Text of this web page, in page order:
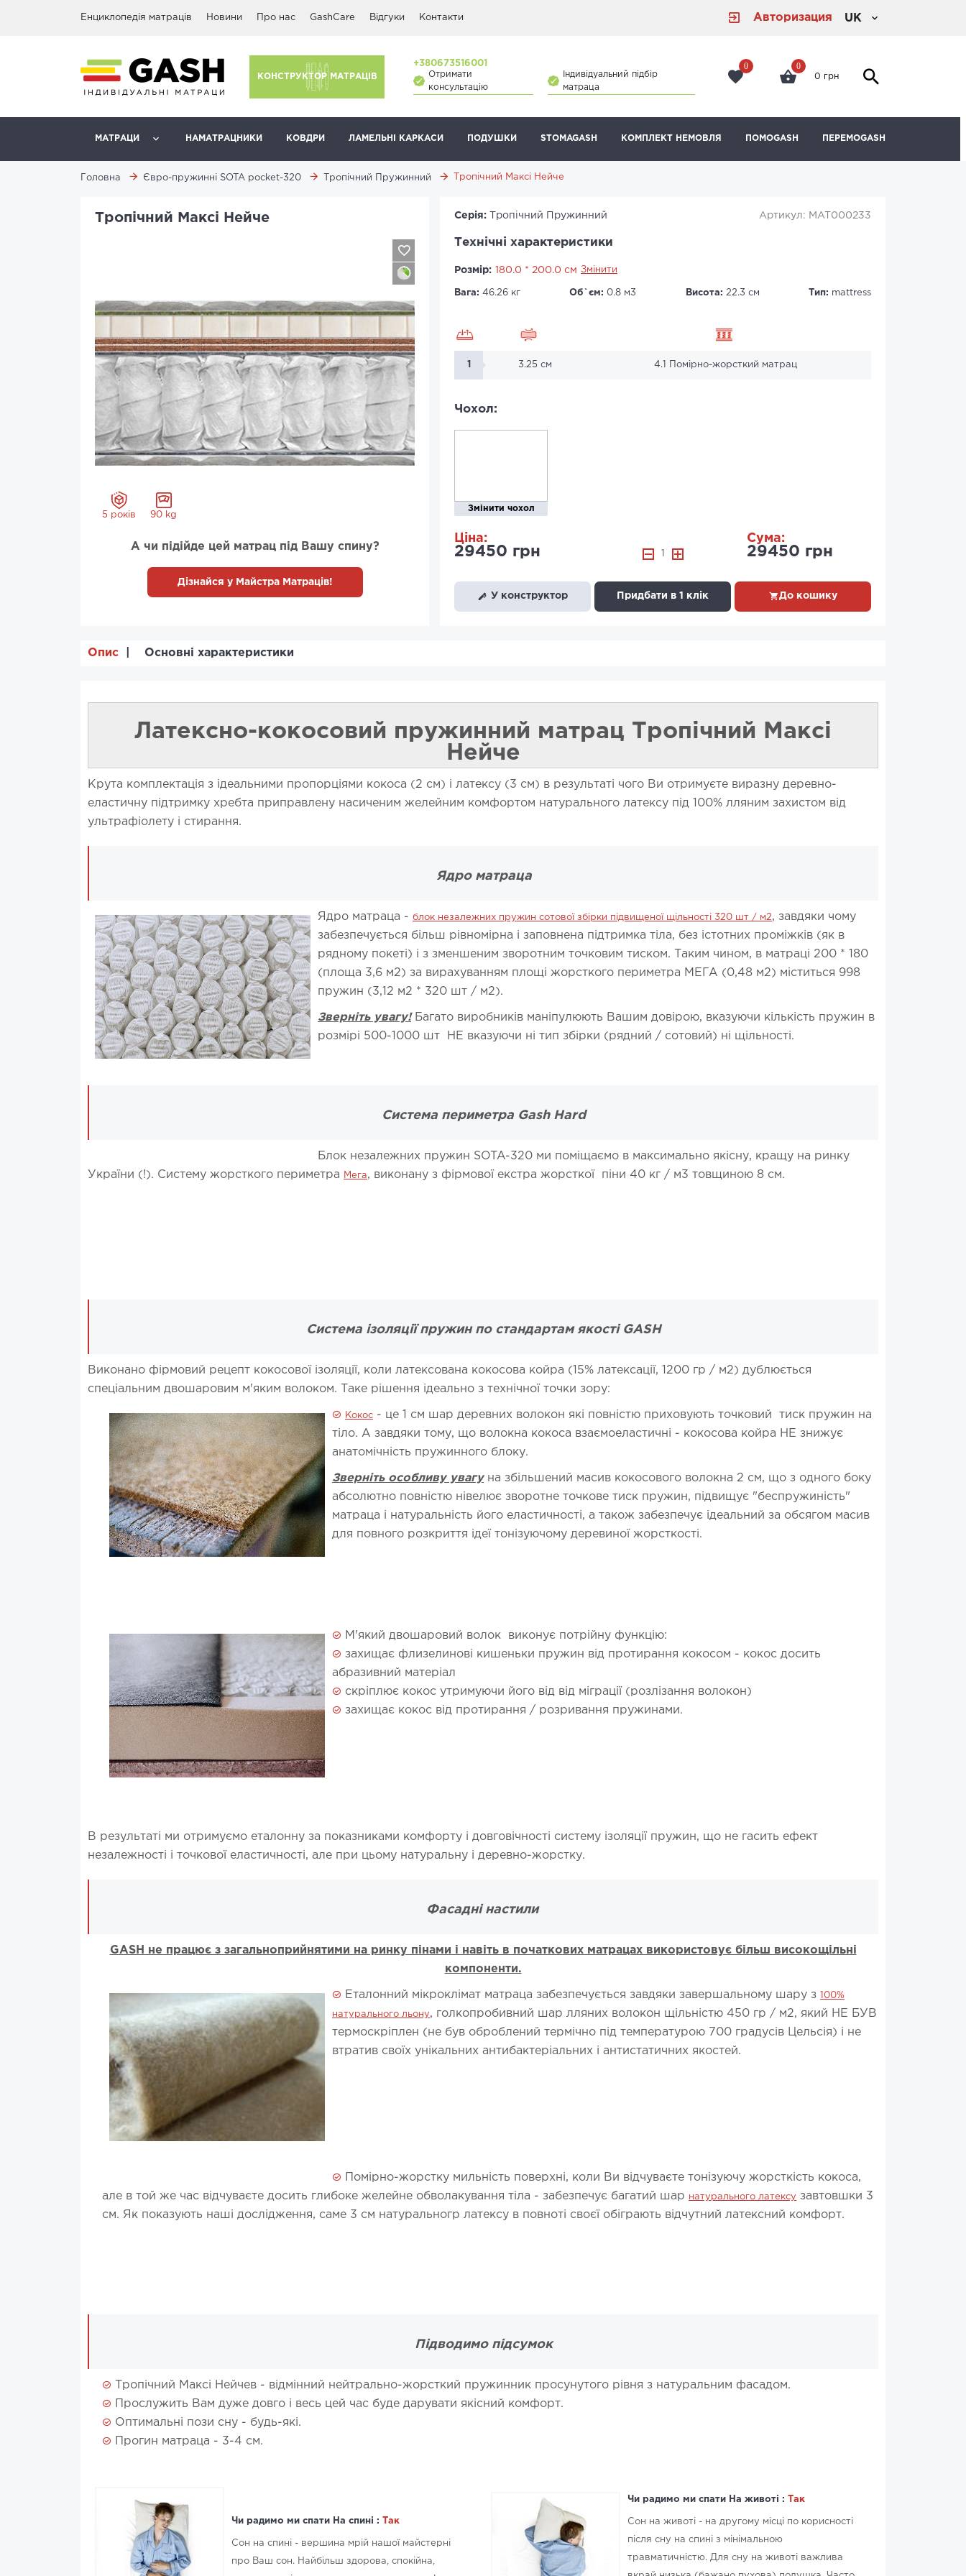
Енциклопедія матраців Новини Про нас GashCare Відгуки Контакти Авторизация UK
КОНСТРУКТОР МАТРАЦІВ
+380673516001
Отримати
консультацію
Індивідуальний підбір
матраца
0 0
0 грн
МАТРАЦИ НАМАТРАЦНИКИ КОВДРИ ЛАМЕЛЬНІ КАРКАСИ ПОДУШКИ STOMAGASH КОМПЛЕКТ НЕМОВЛЯ ПОМОGASH ПЕРЕМОGASH
Головна Євро-пружинні SOTA pocket-320 Тропічний Пружинний Тропічний Максі Нейче
Тропічний Максі Нейче
5 років 90 kg
А чи підійде цей матрац під Вашу спину?
Дізнайся у Майстра Матраців!
Серія: Тропічний Пружинний Артикул: MAT000233
Технічні характеристики
Розмір: 180.0 * 200.0 см Змінити
Вага: 46.26 кг Об`єм: 0.8 м3 Висота: 22.3 см Тип: mattress
1 3.25 см 4.1 Помірно-жорсткий матрац
Чохол:
Змінити чохол
Ціна:
29450 грн
Сума:
29450 грн
У конструктор Придбати в 1 клік До кошику
Опис Основні характеристики
Латексно-кокосовий пружинний матрац Тропічний Максі
Нейче
Крута комплектація з ідеальними пропорціями кокоса (2 см) і латексу (3 см) в результаті чого Ви отримуєте виразну деревно-
еластичну підтримку хребта приправлену насиченим желейним комфортом натурального латексу під 100% лляним захистом від
ультрафіолету і стирання.
Ядро матраца
Ядро матраца - блок незалежних пружин сотової збірки підвищеної щільності 320 шт / м2, завдяки чому
забезпечується більш рівномірна і заповнена підтримка тіла, без істотних проміжків (як в
рядному покеті) і з зменшеним зворотним точковим тиском. Таким чином, в матраці 200 * 180
(площа 3,6 м2) за вирахуванням площі жорсткого периметра МЕГА (0,48 м2) міститься 998
пружин (3,12 м2 * 320 шт / м2).
Зверніть увагу!Багато виробників маніпулюють Вашим довірою, вказуючи кількість пружин в
розмірі 500-1000 шт НЕ вказуючи ні тип збірки (рядний / сотовий) ні щільності.
Система периметра Gash Hard
Блок незалежних пружин SOTA-320 ми поміщаємо в максимально якісну, кращу на ринку
України (!). Систему жорсткого периметра
Мега, виконану з фірмової екстра жорсткої піни 40 кг / м3 товщиною 8 см.
Система ізоляції пружин по стандартам якості GASH
Виконано фірмовий рецепт кокосової ізоляції, коли латексована кокосова койра (15% латексації, 1200 гр / м2) дублюється
спеціальним двошаровим м'яким волоком. Таке рішення ідеально з технічної точки зору:
Кокос - це 1 см шар деревних волокон які повністю приховують точковий тиск пружин на
тіло. А завдяки тому, що волокна кокоса взаємоеластичні - кокосова койра НЕ знижує
анатомічність пружинного блоку.
Зверніть особливу увагуна збільшений масив кокосового волокна 2 см, що з одного боку
абсолютно повністю нівелює зворотне точкове тиск пружин, підвищує "беспружиність"
матраца і натуральність його еластичності, а також забезпечує ідеальний за обсягом масив
для повного розкриття ідеї тонізуючому деревиної жорсткості.
М'який двошаровий волок виконує потрійну функцію:
захищає флизелинові кишеньки пружин від протирання кокосом - кокос досить
абразивний матеріал
скріплює кокос утримуючи його від від міграції (розлізання волокон)
захищає кокос від протирання / розривання пружинами.
В результаті ми отримуємо еталонну за показниками комфорту і довговічності систему ізоляції пружин, що не гасить ефект
незалежності і точкової еластичності, але при цьому натуральну і деревно-жорстку.
Фасадні настили
GASH не працює з загальноприйнятими на ринку пінами і навіть в початкових матрацах використовує більш високощільні
компоненти.
Еталонний мікроклімат матраца забезпечується завдяки завершальному шару з 100%
натурального льону, голкопробивний шар лляних волокон щільністю 450 гр / м2, який НЕ БУВ
термоскріплен (не був оброблений термічно під температурою 700 градусів Цельсія) і не
втратив своїх унікальних антибактеріальних і антистатичних якостей.
Помірно-жорстку мильність поверхні, коли Ви відчуваєте тонізуючу жорсткість кокоса,
але в той же час відчуваєте досить глибоке желейне обволакування тіла - забезпечує багатий шар
натурального латексу завтовшки 3
см. Як показують наші дослідження, саме 3 см натуральногр латексу в повноті своєї обіграють відчутний латексний комфорт.
Підводимо підсумок
Тропічний Максі Нейчев - відмінний нейтрально-жорсткий пружинник просунутого рівня з натуральним фасадом.
Прослужить Вам дуже довго і весь цей час буде дарувати якісний комфорт.
Оптимальні пози сну - будь-які.
Прогин матраца - 3-4 см.
Чи радимо ми спати На спині : Так
Сон на спині - вершина мрій нашої майстерні
про Ваш сон. Найбільш здорова, спокійна,
Чи радимо ми спати На животі : Так
Сон на животі - на другому місці по корисності
після сну на спині з мінімальною
травматичністю. Для сну на животі важлива